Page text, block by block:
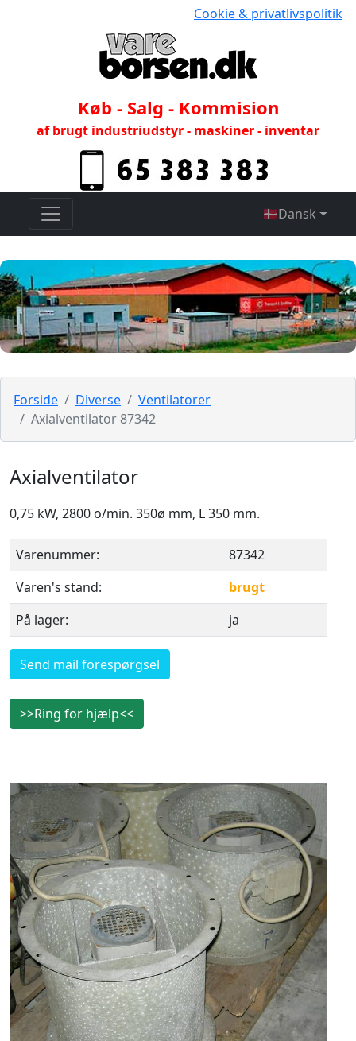
Cookie & privatlivspolitik
Køb - Salg - Kommision
af brugt industriudstyr - maskiner - inventar
🇩🇰Dansk
Forside Diverse
Ventilatorer
Axialventilator 87342
Axialventilator
0,75 kW, 2800 o/min. 350ø mm, L 350 mm.
Varenummer:
87342
Varen's stand:
brugt
På lager:
ja
Send mail forespørgsel
>>Ring for hjælp<<